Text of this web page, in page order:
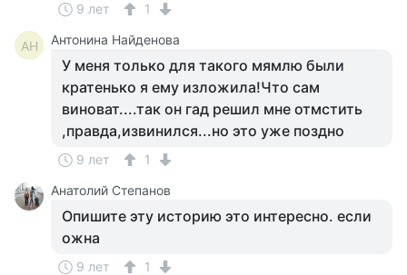
9 лет 1
АН Антонина Найденова
У меня только для такого мямлю были
кратенько я ему изложила!Что сам
виноват....так он гад решил мне отмстить
,правда,извинился...но это уже поздно
9 лет
1
Анатолий Степанов
Опишите эту историю это интересно. если
ожна
9 лет 1